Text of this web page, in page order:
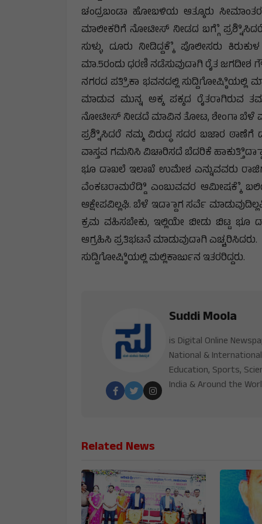
ಚಂದ್ರಬಂಡಾ ಹೋಬಳಿಯ ಆತ್ಕೂರು
ಮಾಲೀಕರಿಗೆ ನೋಟೀಸ್ ನೀಡದ ಬಗ್ಗೆೆ
ಸುಳ್ಳು ದೂರು ನೀಡಿದ್ದಕ್ಕೆೆ ಪೊಲೀಸರು
ಮಾ.5ರಂದು ಧರಣಿ ನಡೆಸುವುದಾಗಿ ರೈತ ಜಗದೀಶ
ನಗರದ ಪತ್ರಿಿಕಾ ಭವನದಲ್ಲಿ ಸುದ್ದಿಗೋಷ್ಠಿಿಯಲ್ಲಿ
ಮಾಡುವ ಮುನ್ನ ಅಕ್ಕ ಪಕ್ಕದ
ನೋಟೀಸ್ ನೀಡದೆ ಮಾವಿನ ತೋಟ, ಶೇಂಗಾ ಬೆಳೆ
ಪ್ರಶ್ನಿಿಸಿದರೆ ನಮ್ಮ ವಿರುದ್ಧ ಸದರ ಬಜಾರ
ವಾಸ್ತವ ಗಮನಿಸಿ ವಿಚಾರಿಸದೆ ಬೆದರಿಕೆ
ಭೂ ದಾಖಲೆ ಇಲಾಖೆ ಉಮೇಶ ಎನ್ನುವವರು
ವೆಂಕಟರಾಮರೆಡ್ಡಿಿ ಎಂಬುವವರ ಆಮೀಷಕ್ಕೆೆ
ಆಕ್ಷೇಪವಿಲ್ಲಘಿ. ಬೆಳೆ ಇದ್ದಾಾಗ ಸರ್ವೆ
ಕ್ರಮ ವಹಿಸಬೇಕು, ಇಲ್ಲಿಯೇ ಬೀಡು ಬಿಟ್ಟ ಭೂ
ಆಗ್ರಹಿಸಿ ಪ್ರತಿಭಟನೆ ಮಾಡುವುದಾಗಿ ಎಚ್ಚರಿಸಿದರು.
ಸುದ್ದಿಗೋಷ್ಠಿಿಯಲ್ಲಿ ಮಲ್ಲಿಕಾರ್ಜುನ ಇತರರಿದ್ದರು.
Suddi Moola
is Digital Online
National &
Education, Sports,
India & Around the
Related News